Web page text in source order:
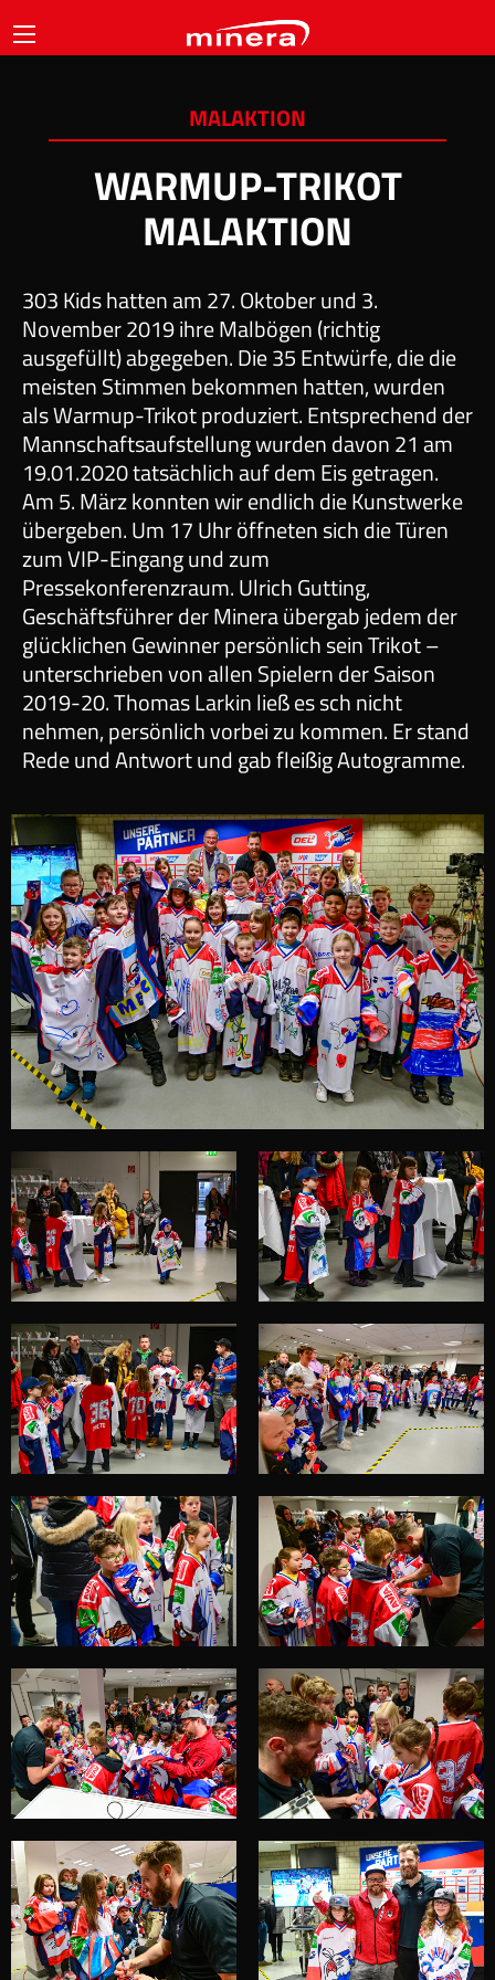
MALAKTION
WARMUP-TRIKOT
MALAKTION
303 Kids hatten am 27. Oktober und 3.
November 2019 ihre Malbögen (richtig
ausgefüllt) abgegeben. Die 35 Entwürfe, die die
meisten Stimmen bekommen hatten, wurden
als Warmup-Trikot produziert. Entsprechend der
Mannschaftsaufstellung wurden davon 21 am
19.01.2020 tatsächlich auf dem Eis getragen.
Am 5. März konnten wir endlich die Kunstwerke
übergeben. Um 17 Uhr öffneten sich die Türen
zum VIP-Eingang und zum
Pressekonferenzraum. Ulrich Gutting,
Geschäftsführer der Minera übergab jedem der
glücklichen Gewinner persönlich sein Trikot –
unterschrieben von allen Spielern der Saison
2019-20. Thomas Larkin ließ es sch nicht
nehmen, persönlich vorbei zu kommen. Er stand
Rede und Antwort und gab fleißig Autogramme.